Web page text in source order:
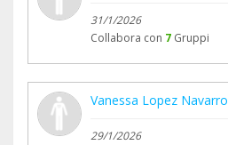
31/1/2026
Collabora con 7 Gruppi
Vanessa Lopez Navarro
29/1/2026